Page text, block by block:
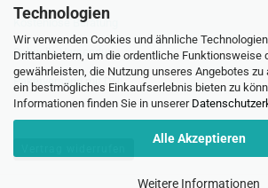
Technologien
Wir verwenden Cookies und ähnliche
Drittanbietern, um die ordentliche Funktionsweise
gewährleisten, die Nutzung unseres Angebotes zu
ein bestmögliches Einkaufserlebnis bieten zu
Informationen finden Sie in unserer
Alle Akzeptieren
Weitere Informationen
Kostenlose Beratung
Schnelle Versendung
Paketversand mit DHL